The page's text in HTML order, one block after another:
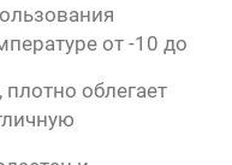
от -10 до
облегает